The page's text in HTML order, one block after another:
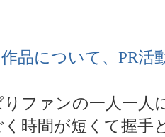
品について、PR活
ファンの一人一人
時間が短くて握手